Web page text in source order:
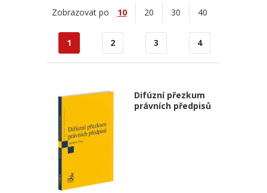
Zobrazovat po 10 20 30 40
1 2 3 4
Difúzní přezkum
právních předpisů